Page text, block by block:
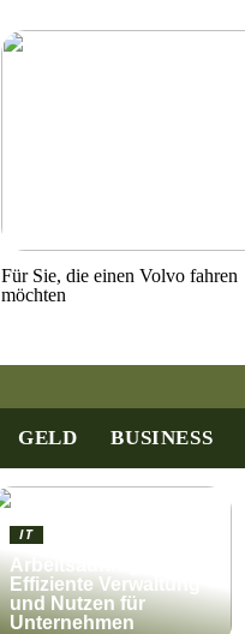
Für Sie, die einen Volvo fahren
möchten
GELD BUSINESS
IT
Arbeitsauftrag:
Effiziente Verwaltung
und Nutzen für
Unternehmen